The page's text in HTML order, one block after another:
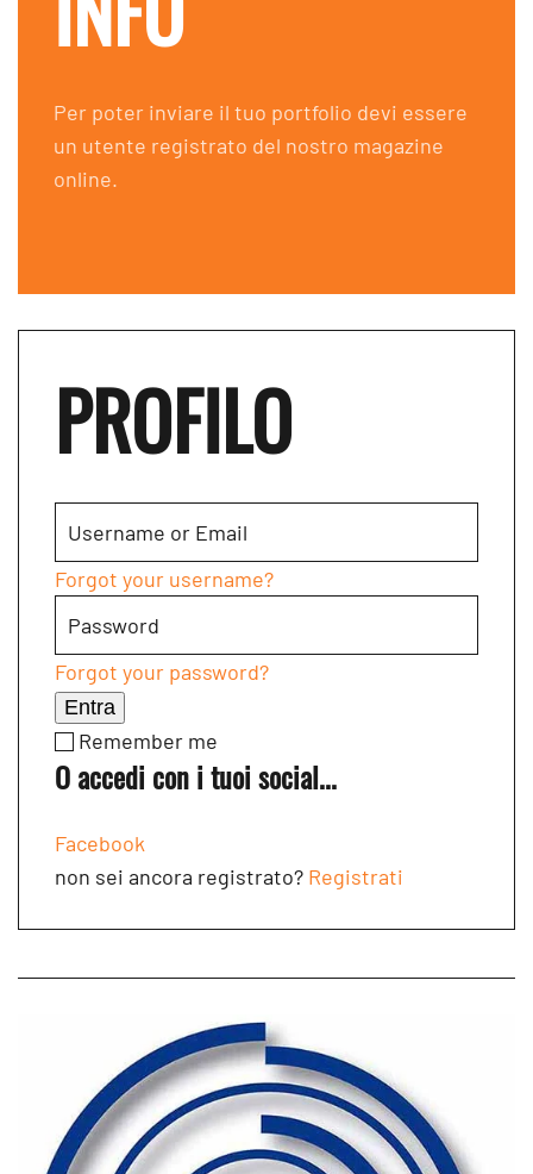
Per poter inviare il tuo portfolio devi essere
un utente registrato del nostro magazine
online.
PROFILO
Forgot your username?
Forgot your password?
Entra
Remember me
O accedi con i tuoi social...
Facebook
non sei ancora registrato? Registrati